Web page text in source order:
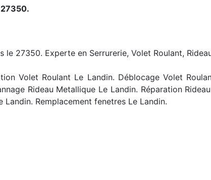
27350. Experte en Serrurerie, Volet Roulant,
Volet Roulant Le Landin. Déblocage Volet
Rideau Metallique Le Landin. Réparation
Remplacement fenetres Le Landin.